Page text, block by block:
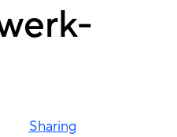
Sharing